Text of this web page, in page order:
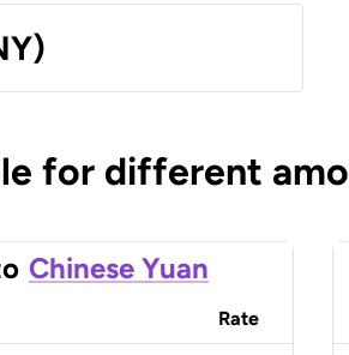
for different
Chinese Yuan
Rate